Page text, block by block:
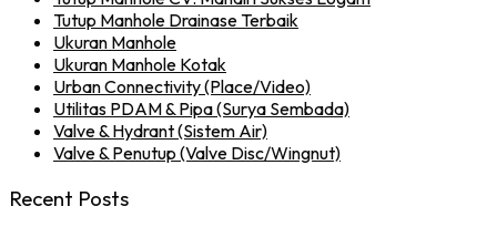
Tutup Manhole Drainase Terbaik
Ukuran Manhole
Ukuran Manhole Kotak
Urban Connectivity (Place/Video)
Utilitas PDAM & Pipa (Surya Sembada)
Valve & Hydrant (Sistem Air)
Valve & Penutup (Valve Disc/Wingnut)
Recent Posts